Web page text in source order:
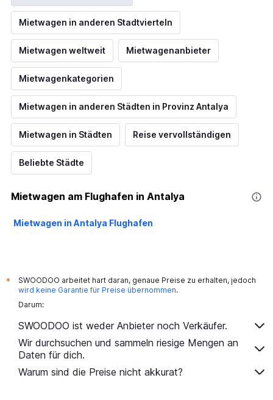
Mietwagen in anderen Stadtvierteln
Mietwagen weltweit Mietwagenanbieter
Mietwagenkategorien
Mietwagen in anderen Städten in Provinz Antalya
Mietwagen in Städten Reise vervollständigen
Beliebte Städte
Mietwagen am Flughafen in Antalya
Mietwagen in Antalya Flughafen
*
SWOODOO arbeitet hart daran, genaue Preise zu erhalten, jedoch
wird keine Garantie für Preise übernommen.
Darum:
SWOODOO ist weder Anbieter noch Verkäufer.
Wir durchsuchen und sammeln riesige Mengen an
Daten für dich.
Warum sind die Preise nicht akkurat?